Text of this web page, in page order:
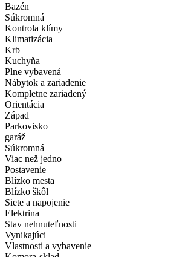
Bazén
Súkromná
Kontrola klímy
Klimatizácia
Krb
Kuchyňa
Plne vybavená
Nábytok a zariadenie
Kompletne zariadený
Orientácia
Západ
Parkovisko
garáž
Súkromná
Viac než jedno
Postavenie
Blízko mesta
Blízko škôl
Siete a napojenie
Elektrina
Stav nehnuteľnosti
Vynikajúci
Vlastnosti a vybavenie